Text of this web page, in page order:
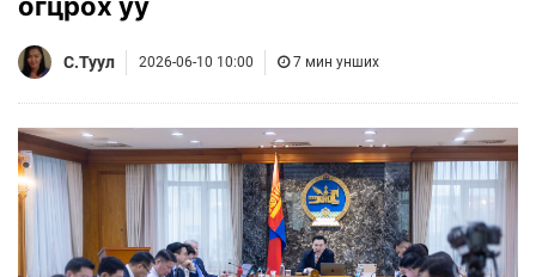
С.Туул 2026-06-10 10:00 7 мин унших